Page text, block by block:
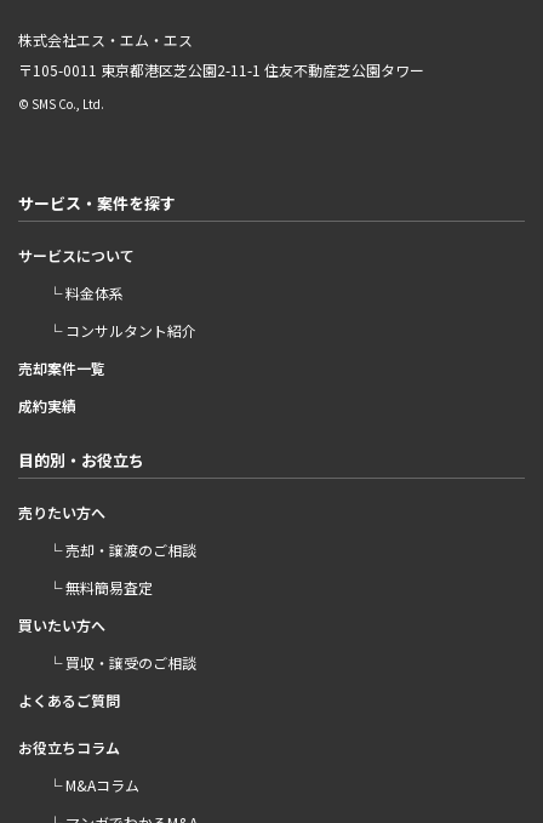
株式会社エス・エム・エス
〒105-0011 東京都港区芝公園2-11-1 住友不動産芝公園タワー
© SMS Co., Ltd.
サービス・案件を探す
サービスについて
└ 料金体系
└ コンサルタント紹介
売却案件一覧
成約実績
目的別・お役立ち
売りたい方へ
└ 売却・譲渡のご相談
└ 無料簡易査定
買いたい方へ
└ 買収・譲受のご相談
よくあるご質問
お役立ちコラム
└ M&Aコラム